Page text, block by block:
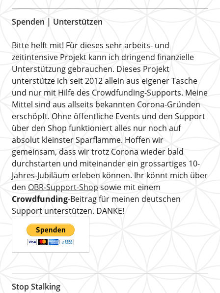
Spenden | Unterstützen
Bitte helft mit! Für dieses sehr arbeits- und
zeitintensive Projekt kann ich dringend finanzielle
Unterstützung gebrauchen. Dieses Projekt
unterstütze ich seit 2012 allein aus eigener Tasche
und nur mit Hilfe des Crowdfunding-Supports. Meine
Mittel sind aus allseits bekannten Corona-Gründen
erschöpft. Ohne öffentliche Events und den Support
über den Shop funktioniert alles nur noch auf
absolut kleinster Sparflamme. Hoffen wir
gemeinsam, dass wir trotz Corona wieder bald
durchstarten und miteinander ein grossartiges 10-
Jahres-Jubiläum erleben können. Ihr könnt mich über
den OBR-Support-Shop sowie mit einem
Crowdfunding-Beitrag für meinen deutschen
Support unterstützen. DANKE!
Stop Stalking